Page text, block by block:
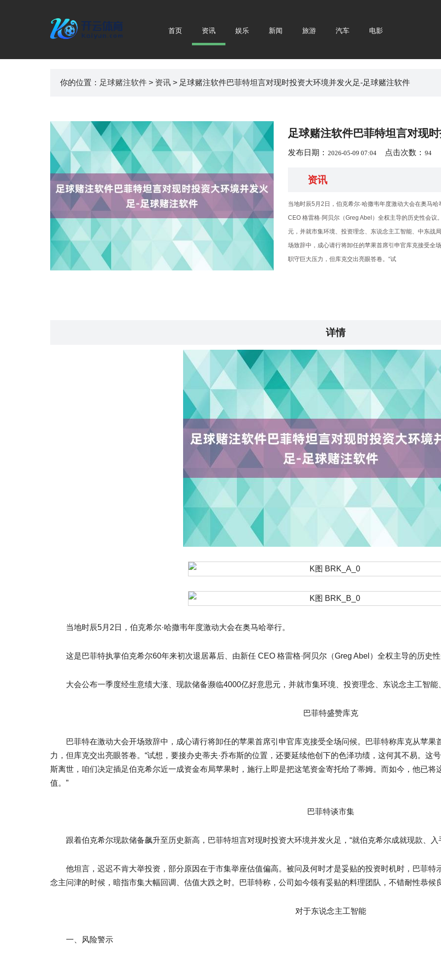
首页 资讯 娱乐 新闻 旅游 汽车 电影
你的位置： 足球赌注软件 > 资讯 > 足球赌注软件巴菲特坦言对现时投资大环境并发火足-足球赌注软件
足球赌注软件巴菲特坦言对现
发布日期： 2026-05-09 07:04 点击次数： 94
资讯
当地时辰5月2日，伯克希尔·哈撒韦年度激动大会在奥马
CEO 格雷格·阿贝尔（Greg Abel）全权主导的历史性会
元，并就市集环境、投资理念、东说念主工智能、中东战
场致辞中，成心请行将卸任的苹果首席引申官库克接受全
职守巨大压力，但库克交出亮眼答卷。“试
详情
当地时辰5月2日，伯克希尔·哈撒韦年度激动大会在奥马哈举行。
这是巴菲特执掌伯克希尔60年来初次退居幕后、由新任 CEO 格雷格·阿贝尔（Greg Abel）全权主导的历史
大会公布一季度经生意绩大涨、现款储备濒临4000亿好意思元，并就市集环境、投资理念、东说念主工智能
巴菲特盛赞库克
巴菲特在激动大会开场致辞中，成心请行将卸任的苹果首席引申官库克接受全场问候。巴菲特称库克从苹果
力，但库克交出亮眼答卷。“试想，要接办史蒂夫·乔布斯的位置，还要延续他创下的色泽功绩，这何其不易。这
斯离世，咱们决定插足伯克希尔近一成资金布局苹果时，施行上即是把这笔资金寄托给了蒂姆。而如今，他已
值。”
巴菲特谈市集
跟着伯克希尔现款储备飙升至历史新高，巴菲特坦言对现时投资大环境并发火足，“就伯克希尔成就现款、入
他坦言，迟迟不肯大举投资，部分原因在于市集举座估值偏高。被问及何时才是妥贴的投资时机时，巴菲特
念主问津的时候，暗指市集大幅回调、估值大跌之时。巴菲特称，公司如今领有妥贴的料理团队，不错耐性恭候
对于东说念主工智能
一、风险警示